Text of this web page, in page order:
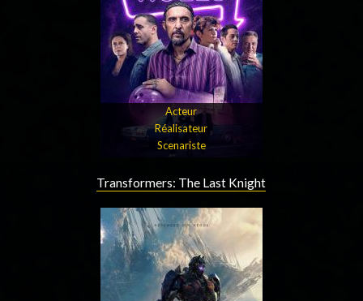
Acteur
Réalisateur
Scenariste
Transformers: The Last Knight